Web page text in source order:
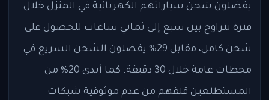
يفضلون شحن سياراتهم الكهربائية في المنزل خلال
فترة تتراوح بين سبع إلى ثماني ساعات للحصول على
شحن كامل، مقابل 29% يفضلون الشحن السريع في
محطات عامة خلال 30 دقيقة. كما أبدى 20% من
المستطلعين قلقهم من عدم موثوقية شبكات